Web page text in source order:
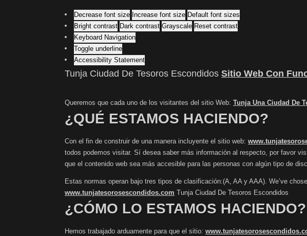
Decrease font size Increase font size Default font sizes
Bright contrast Dark contrast Grayscale Reset contrast
Keyboard Navigation
Toggle underline
Accessibility Statement
Tunja Ciudad De Tesoros Escondidos Sitio Web Con
Queremos que cada uno de los visitantes del sitio Web: Tunja Una Ciudad De
¿QUÉ ESTAMOS HACIENDO?
Con el fin de construir de una manera incluyente el sitio web:
todos podemos visitar. Sí desea saber más información al respecto, por favor
que el contenido web sea más accesible para las personas con algún tipo de
Estas normas operan bajo tres tipos de clasificación:(A, AA y AAA). We’ve
www.tunjatesorosescondidos.com Tunja Ciudad De Tesoros Escondidos
¿CÓMO LO ESTAMOS HACIENDO?
Hemos trabajado arduamente para que el sitio: